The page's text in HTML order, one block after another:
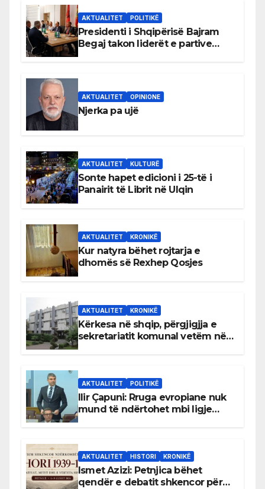
AKTUALITET POLITIKË
Presidenti i Shqipërisë Bajram
Begaj takon liderët e partive
AKTUALITET OPINIONE
Njerka pa ujë
AKTUALITET KULTURË
Sonte hapet edicioni i 25-të i
Panairit të Librit në Ulqin
AKTUALITET KRONIKË
Kur natyra bëhet rojtarja e
dhomës së Rexhep Qosjes
AKTUALITET KRONIKË
Kërkesa në shqip, përgjigjja e
sekretariatit komunal vetëm në
AKTUALITET POLITIKË
Ilir Çapuni: Rruga evropiane nuk
mund të ndërtohet mbi ligje
AKTUALITET HISTORI KRONIKË
Ismet Azizi: Petnjica bëhet
qendër e debatit shkencor për